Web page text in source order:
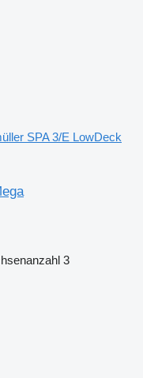
SPA 3/E LowDeck
3